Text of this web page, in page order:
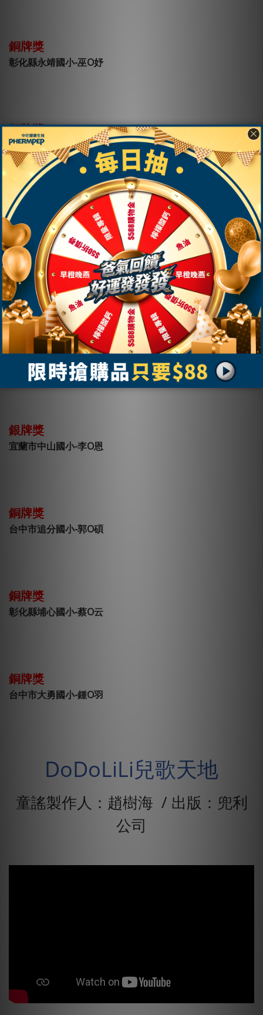
銅牌獎
彰化縣永靖國小-巫O妤
銅牌獎
彰化縣舊館國小-陳O溱
📍【中年級組】得獎作品📍
金牌獎
桃園市新埔國小-吳O
銀牌獎
台南市培文國小-林O綺
銀牌獎
宜蘭市中山國小-李O恩
銅牌獎
台中市追分國小-郭O碩
銅牌獎
彰化縣埔心國小-蔡O云
銅牌獎
台中市大勇國小-鍾O羽
DoDoLiLi兒歌天地
童謠製作人：趙樹海 / 出版：兜利
公司